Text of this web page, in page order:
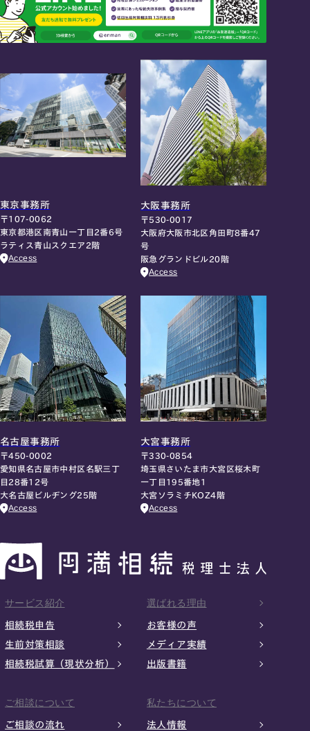
東京事務所
〒107-0062
東京都港区南青山一丁目2番6号
ラティス青山スクエア2階
Access
大阪事務所
〒530-0017
大阪府大阪市北区角田町8番47
号
阪急グランドビル20階
Access
名古屋事務所
〒450-0002
愛知県名古屋市中村区名駅三丁
目28番12号
大名古屋ビルヂング25階
Access
大宮事務所
〒330-0854
埼玉県さいたま市大宮区桜木町
一丁目195番地1
大宮ソラミチKOZ4階
Access
サービス紹介
相続税申告
生前対策相談
相続税試算（現状分析）
選ばれる理由
お客様の声
メディア実績
出版書籍
ご相談について
ご相談の流れ
私たちについて
法人情報